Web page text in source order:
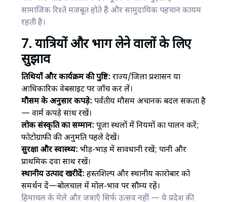
सामाजिक रिश्ते मजबूत होते हैं और सामुदायिक पहचान कायम
रहती है।
7. यात्रियों और भाग लेने वालों के लिए
सुझाव
तिथियाँ और कार्यक्रम की पुष्टि: राज्य/जिला प्रशासन या
आधिकारिक वेबसाइट पर जाँच कर लें।
मौसम के अनुसार कपड़े: पर्वतीय मौसम अचानक बदल सकता है
— वार्म कपड़े साथ रखें।
लोक संस्कृति का सम्मान: पूजा स्थलों में नियमों का पालन करें;
फोटोग्राफी की अनुमति पहले देखें।
सुरक्षा और स्वास्थ्य: भीड़-भाड़ में सावधानी रखें; पानी और
प्राथमिक दवा साथ रखें।
स्थानीय उत्पाद खरीदें: हस्तशिल्प और स्थानीय कारोबार को
समर्थन दें—बोलचाल में मोल-भाव पर सौम्य रहें।
हिमाचल के मेले और जत्राएँ सिर्फ उत्सव नहीं — ये प्रदेश की